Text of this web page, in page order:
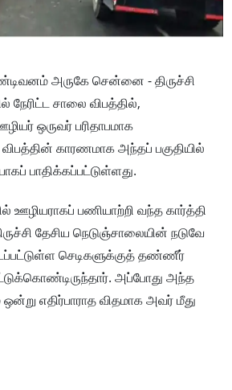
அருகே சென்னை - திருச்சி
நேரிட்ட சாலை விபத்தில்,
ஒருவர் பரிதாபமாக
விபத்தின் காரணமாக அந்தப் பகுதியில்
பாதிக்கப்பட்டுள்ளது.
ஊழியராகப் பணியாற்றி வந்த கார்த்தி
தேசிய நெடுஞ்சாலையின் நடுவே
செடிகளுக்குத் தண்ணீர்
அப்போது அந்த
எதிர்பாராத விதமாக அவர் மீது